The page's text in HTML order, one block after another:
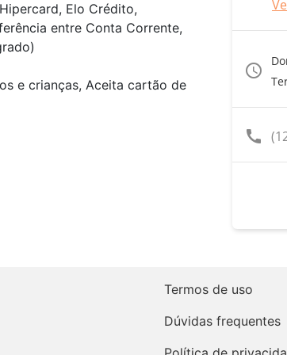
Elo Crédito,
entre Conta Corrente,
e crianças, Aceita cartão de
access_time
call
Termos de uso
Dúvidas frequentes